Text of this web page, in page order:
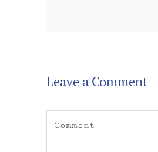
Leave a Comment